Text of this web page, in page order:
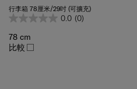
行李箱 78厘米/29吋 (可擴充)
0.0 (0)
78 cm
比較